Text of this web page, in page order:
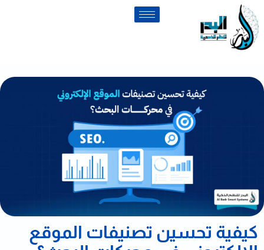
كيفية تحسين تصنيفات الموقع